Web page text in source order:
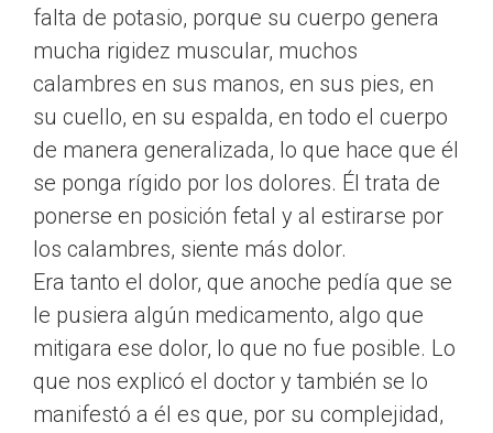
falta de potasio, porque su cuerpo genera
mucha rigidez muscular, muchos
calambres en sus manos, en sus pies, en
su cuello, en su espalda, en todo el cuerpo
de manera generalizada, lo que hace que él
se ponga rígido por los dolores. Él trata de
ponerse en posición fetal y al estirarse por
los calambres, siente más dolor.
Era tanto el dolor, que anoche pedía que se
le pusiera algún medicamento, algo que
mitigara ese dolor, lo que no fue posible. Lo
que nos explicó el doctor y también se lo
manifestó a él es que, por su complejidad,